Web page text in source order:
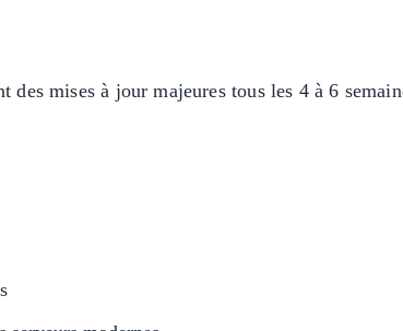
mises à jour majeures tous les 4 à 6